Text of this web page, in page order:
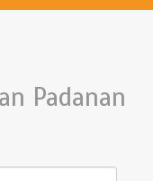
Padanan